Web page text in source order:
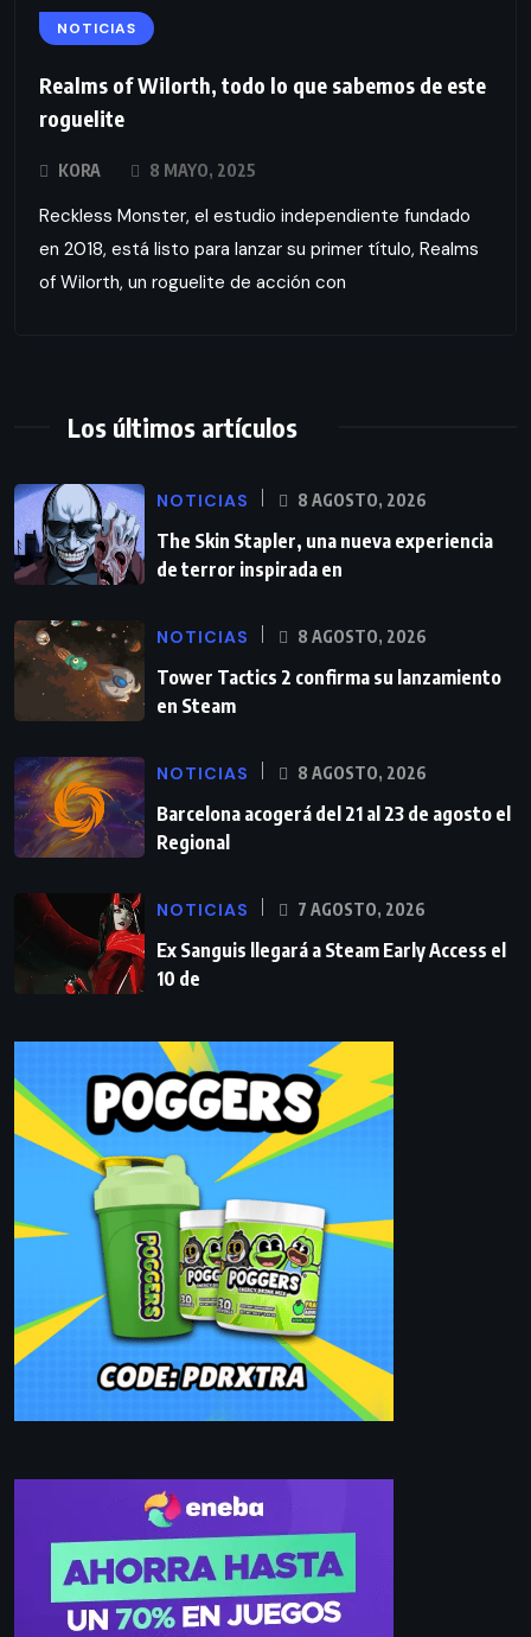
NOTICIAS
Realms of Wilorth, todo lo que sabemos de este
roguelite
KORA 8 MAYO, 2025
Reckless Monster, el estudio independiente fundado
en 2018, está listo para lanzar su primer título, Realms
of Wilorth, un roguelite de acción con
Los últimos artículos
NOTICIAS 8 AGOSTO, 2026
The Skin Stapler, una nueva experiencia
de terror inspirada en
NOTICIAS 8 AGOSTO, 2026
Tower Tactics 2 confirma su lanzamiento
en Steam
NOTICIAS 8 AGOSTO, 2026
Barcelona acogerá del 21 al 23 de agosto el
Regional
NOTICIAS 7 AGOSTO, 2026
Ex Sanguis llegará a Steam Early Access el
10 de